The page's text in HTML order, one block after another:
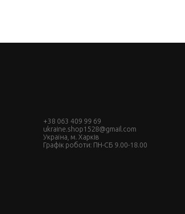
+38 063 409 99 69
ukraine.shop1528@gmail.com
Україна, м. Харків
Графік роботи: ПН-СБ 9.00-18.00